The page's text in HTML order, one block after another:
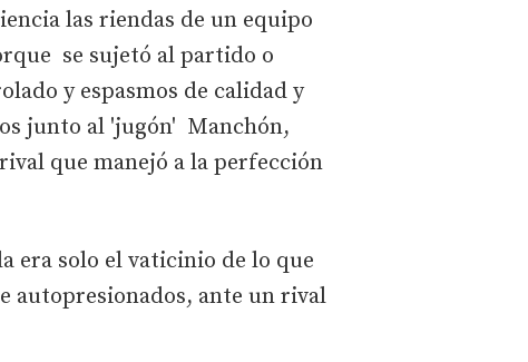
las riendas de un equipo
se sujetó al partido o
y espasmos de calidad y
junto al 'jugón' Manchón,
que manejó a la perfección
era solo el vaticinio de lo que
autopresionados, ante un rival